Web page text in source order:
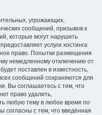
угрожающих,
сообщений, призывов к
которые могут нарушить
услуги хостинга
право. Попытки размещения
немедленному отключению от
поставлен в известность,
сообщений сохраняются для
Вы соглашаетесь с тем, что
право удалить,
любую тему в любое время по
согласны с тем, что введённая